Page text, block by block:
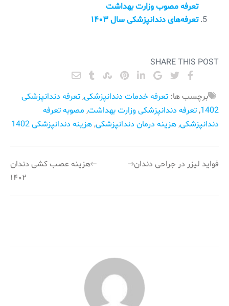
تعرفه مصوب وزارت بهداشت
تعرفه‌های دندانپزشکی سال ۱۴۰۳
SHARE THIS POST
برچسب ها: تعرفه خدمات دندانپزشکی,تعرفه دندانپزشکی
1402
,تعرفه دندانپزشکی وزارت بهداشت, مصوبه تعرفه
دندانپزشکی,هزینه درمان دندانپزشکی,هزینه دندانپزشکی 1402
راهبری
هزینه عصب کشی دندان
۱۴۰۲
فواید لیزر در جراحی دندان